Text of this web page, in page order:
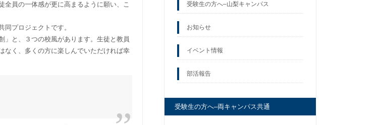
全員の一体感が更に高まるように願い、こ
プロジェクトです。
」と、３つの校風があります。生徒と教員
なく、多くの方に楽しんでいただければ幸
受験生の方へ–山梨キャンパス
お知らせ
イベント情報
部活報告
受験生の方へ–両キャンパス共通